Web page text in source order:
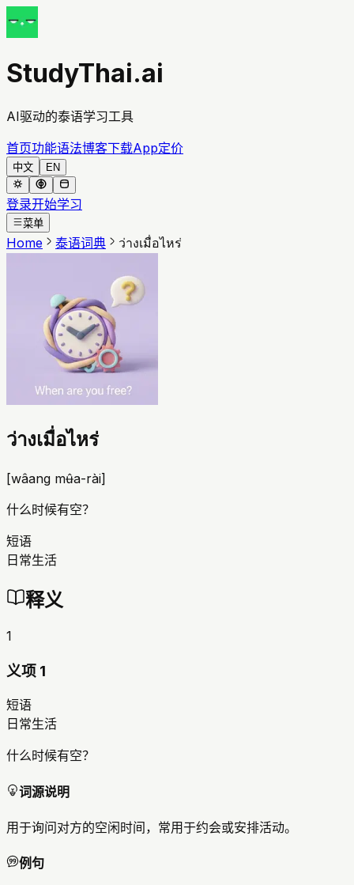
StudyThai.ai
AI驱动的泰语学习工具
首页功能语法博客下载App定价
中文 EN
登录开始学习
菜单
Home 泰语词典 ว่างเมื่อไหร่
ว่างเมื่อไหร่
[wâang mʉ̂a-rài]
什么时候有空？
短语
日常生活
释义
1
义项 1
短语
日常生活
什么时候有空？
词源说明
用于询问对方的空闲时间，常用于约会或安排活动。
例句